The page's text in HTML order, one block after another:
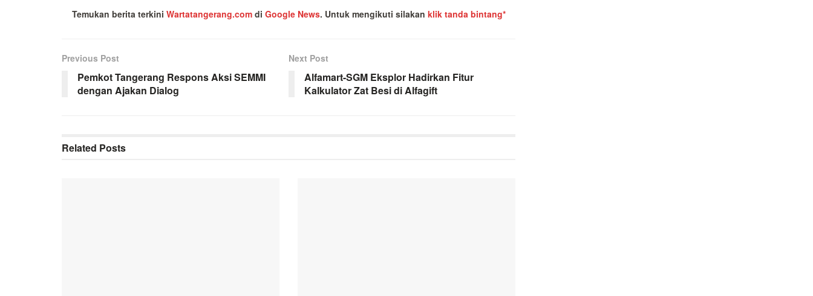
Temukan berita terkini Wartatangerang.comdi Google News. Untuk mengikuti silakan klik tanda bintang*
Previous Post
Pemkot Tangerang Respons Aksi SEMMI
dengan Ajakan Dialog
Next Post
Alfamart-SGM Eksplor Hadirkan Fitur
Kalkulator Zat Besi di Alfagift
Related Posts